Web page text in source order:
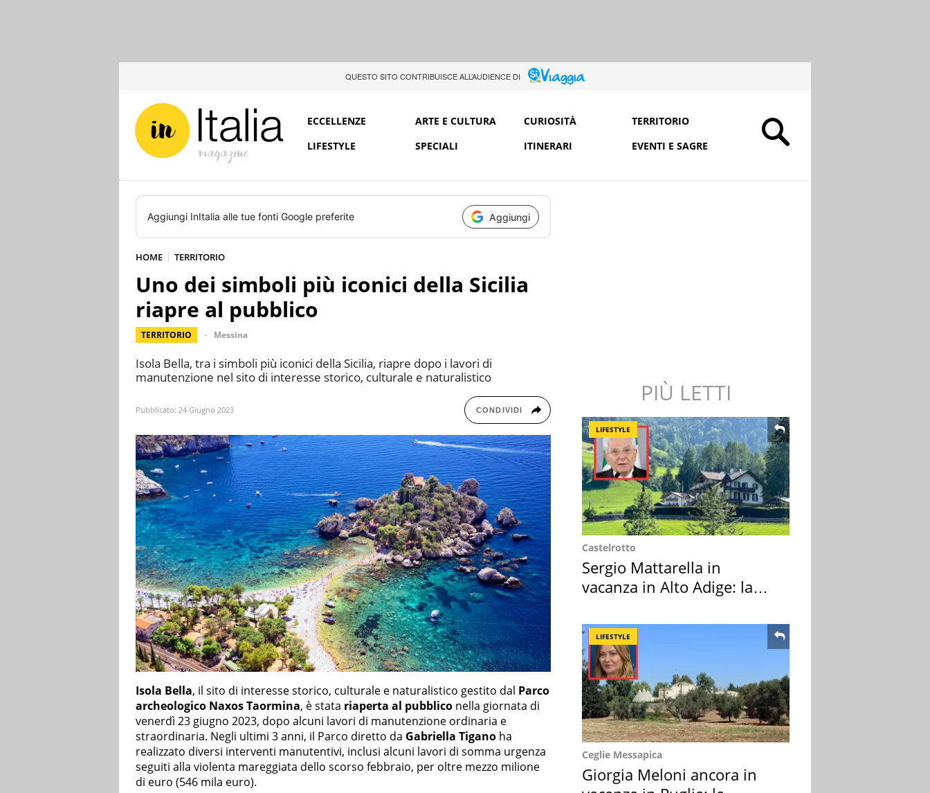
QUESTO SITO CONTRIBUISCE ALL’AUDIENCE DI
ECCELLENZE ARTE E CULTURA CURIOSITÀ
TERRITORIO
LIFESTYLE
SPECIALI ITINERARI EVENTI E SAGRE
Aggiungi InItalia alle tue fonti Google preferite Aggiungi
HOME TERRITORIO
Uno dei simboli più iconici della Sicilia
riapre al pubblico
TERRITORIO Messina
Isola Bella, tra i simboli più iconici della Sicilia, riapre dopo i lavori di
manutenzione nel sito di interesse storico, culturale e naturalistico
Pubblicato: 24 Giugno 2023 CONDIVIDI
Isola Bella, il sito di interesse storico, culturale e naturalistico gestito dal Parco
archeologico Naxos Taormina, è stata riaperta al pubblico nella giornata di
venerdì 23 giugno 2023, dopo alcuni lavori di manutenzione ordinaria e
straordinaria. Negli ultimi 3 anni, il Parco diretto da Gabriella Tigano ha
realizzato diversi interventi manutentivi, inclusi alcuni lavori di somma urgenza
seguiti alla violenta mareggiata dello scorso febbraio, per oltre mezzo milione
di euro (546 mila euro).
PIÙ LETTI
LIFESTYLE
Castelrotto
Sergio Mattarella in
vacanza in Alto Adige: la
LIFESTYLE
Ceglie Messapica
Giorgia Meloni ancora in